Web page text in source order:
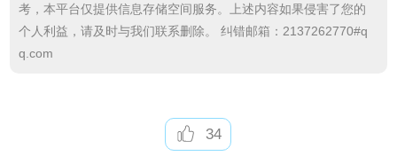
章、签订合同、注册商标、刊登广告，银行不予开立
帐户。
考，本平台仅提供信息存储空间服务。上述内容如果侵害了您的
个人利益，请及时与我们联系删除。 纠错邮箱：2137262770#q
q.com
34